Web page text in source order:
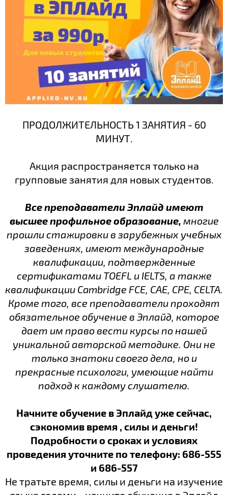
ПРОДОЛЖИТЕЛЬНОСТЬ 1 ЗАНЯТИЯ - 60
МИНУТ.
Акция распространяется только на
групповые занятия для новых студентов.
Все преподаватели Эплайд имеют
высшее профильное образование, многие
прошли стажировки в зарубежных учебных
заведениях, имеют международные
квалификации, подтвержденные
сертификатами TOEFL и IELTS, а также
квалификации Cambridge FCE, CAE, CPE, CELTA.
Кроме того, все преподаватели проходят
обязательное обучение в Эплайд, которое
дает им право вести курсы по нашей
уникальной авторской методике. Они не
только знатоки своего дела, но и
прекрасные психологи, умеющие найти
подход к каждому слушателю.
Начните обучение в Эплайд уже сейчас,
сэкономив время , силы и деньги!
Подробности о сроках и условиях
проведения уточните по телефону: 686-555
и 686-557
Не тратьте время, силы и деньги на изучение